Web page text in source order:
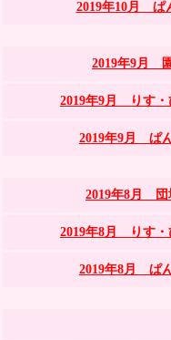
2019年10月 ぱ
2019年9月
2019年9月 りす・
2019年9月 ぱ
2019年8月 団
2019年8月 りす・
2019年8月 ぱ